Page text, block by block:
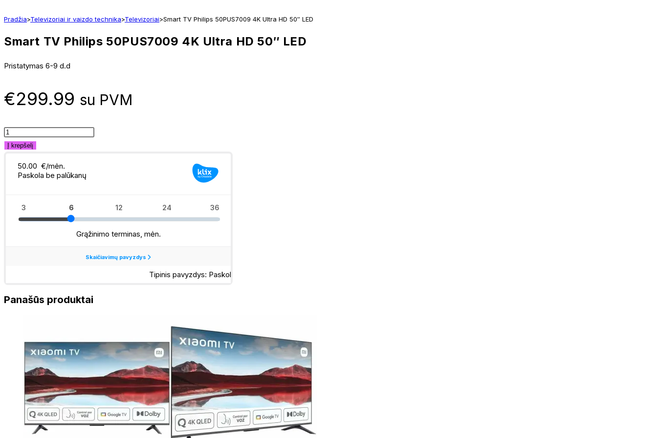
Pradžia>Televizoriai ir vaizdo technika>Televizoriai>Smart TV Philips 50PUS7009 4K Ultra HD 50″ LED
Smart TV Philips 50PUS7009 4K Ultra HD 50″ LED
Pristatymas 6-9 d.d
€299.99 su PVM
produkto
kiekis:
Ultra
Į krepšelį
Panašūs produktai